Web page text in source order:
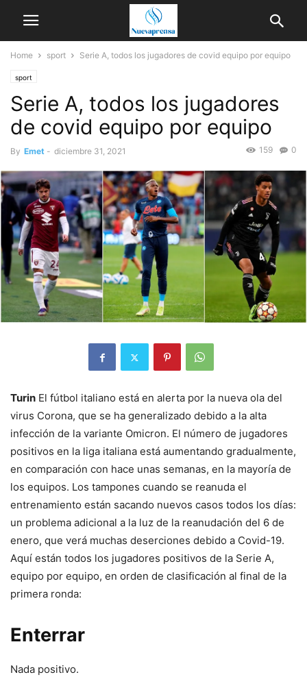
Home sport Serie A, todos los jugadores de covid equipo por equipo
sport
Serie A, todos los jugadores
de covid equipo por equipo
By Emet - diciembre 31, 2021 0
159
Turin El fútbol italiano está en alerta por la nueva ola del
virus Corona, que se ha generalizado debido a la alta
infección de la variante Omicron. El número de jugadores
positivos en la liga italiana está aumentando gradualmente,
en comparación con hace unas semanas, en la mayoría de
los equipos. Los tampones cuando se reanuda el
entrenamiento están sacando nuevos casos todos los días:
un problema adicional a la luz de la reanudación del 6 de
enero, que verá muchas deserciones debido a Covid-19.
Aquí están todos los jugadores positivos de la Serie A,
equipo por equipo, en orden de clasificación al final de la
primera ronda:
Enterrar
Nada positivo.